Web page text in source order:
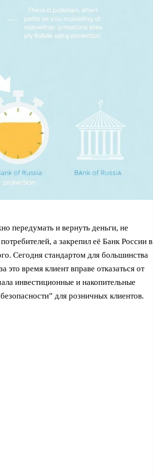
передумать и вернуть деньги, не
а закрепил её Банк России в
Сегодня стандартом для большинства
время клиент вправе отказаться от
инвестиционные и накопительные
для розничных клиентов.